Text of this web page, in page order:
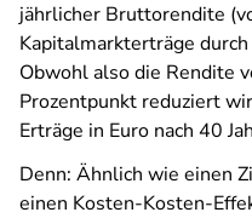
jährlicher Bruttorendite
Kapitalmarkterträge
Obwohl also die Rendite
Prozentpunkt reduziert
Erträge in Euro nach 40
Denn: Ähnlich wie einen
einen Kosten-Kosten-